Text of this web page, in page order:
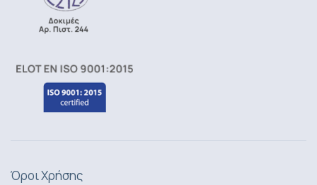
Όροι Χρήσης